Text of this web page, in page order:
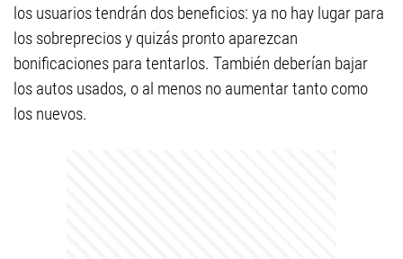
los usuarios tendrán dos beneficios: ya no hay lugar para
los sobreprecios y quizás pronto aparezcan
bonificaciones para tentarlos. También deberían bajar
los autos usados, o al menos no aumentar tanto como
los nuevos.